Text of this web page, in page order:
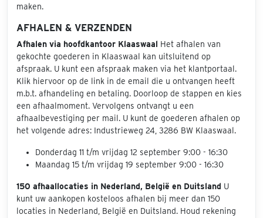
maken.
AFHALEN & VERZENDEN
Afhalen via hoofdkantoor Klaaswaal Het afhalen van
gekochte goederen in Klaaswaal kan uitsluitend op
afspraak. U kunt een afspraak maken via het klantportaal.
Klik hiervoor op de link in de email die u ontvangen heeft
m.b.t. afhandeling en betaling. Doorloop de stappen en kies
een afhaalmoment. Vervolgens ontvangt u een
afhaalbevestiging per mail. U kunt de goederen afhalen op
het volgende adres: Industrieweg 24, 3286 BW Klaaswaal.
Donderdag 11 t/m vrijdag 12 september 9:00 - 16:30
Maandag 15 t/m vrijdag 19 september 9:00 - 16:30
150 afhaallocaties in Nederland, België en Duitsland U
kunt uw aankopen kosteloos afhalen bij meer dan 150
locaties in Nederland, België en Duitsland. Houd rekening